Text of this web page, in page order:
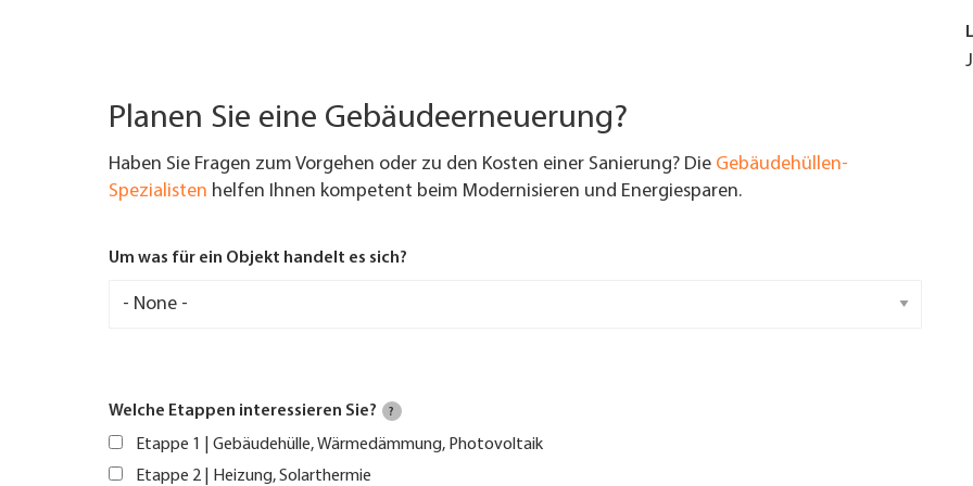
Planen Sie eine Gebäudeerneuerung?
Haben Sie Fragen zum Vorgehen oder zu den Kosten einer Sanierung? Die Gebäudehüllen-
Spezialisten helfen Ihnen kompetent beim Modernisieren und Energiesparen.
Um was für ein Objekt handelt es sich?
Welche Etappen interessieren Sie? ?
Etappe 1 | Gebäudehülle, Wärmedämmung, Photovoltaik
Etappe 2 | Heizung, Solarthermie